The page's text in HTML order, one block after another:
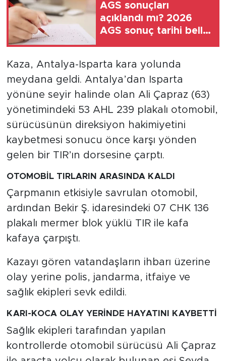
AGS sonuçları
açıklandı mı? 2026
AGS sonuç tarihi belli
Kaza, Antalya-Isparta kara yolunda
meydana geldi. Antalya’dan Isparta
yönüne seyir halinde olan Ali Çapraz (63)
yönetimindeki 53 AHL 239 plakalı otomobil,
sürücüsünün direksiyon hakimiyetini
kaybetmesi sonucu önce karşı yönden
gelen bir TIR’ın dorsesine çarptı.
OTOMOBİL TIRLARIN ARASINDA KALDI
Çarpmanın etkisiyle savrulan otomobil,
ardından Bekir Ş. idaresindeki 07 CHK 136
plakalı mermer blok yüklü TIR ile kafa
kafaya çarpıştı.
Kazayı gören vatandaşların ihbarı üzerine
olay yerine polis, jandarma, itfaiye ve
sağlık ekipleri sevk edildi.
KARI-KOCA OLAY YERİNDE HAYATINI KAYBETTİ
Sağlık ekipleri tarafından yapılan
kontrollerde otomobil sürücüsü Ali Çapraz